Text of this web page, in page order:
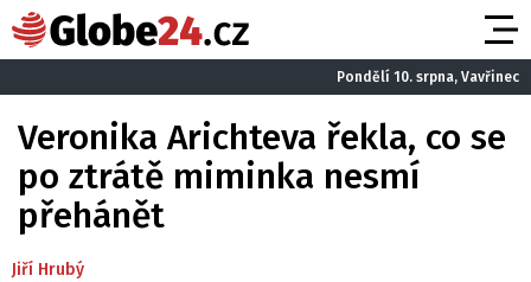
Pondělí 10. srpna, Vavřinec
Veronika Arichteva řekla, co se
po ztrátě miminka nesmí
přehánět
Jiří Hrubý